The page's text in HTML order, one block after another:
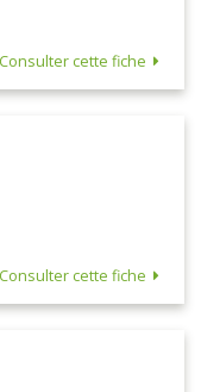
Consulter cette fiche
Consulter cette fiche